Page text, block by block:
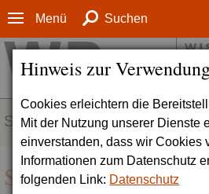
Hinweis zur
Cookies erleichtern die
Mit der Nutzung unserer Dienste
einverstanden, dass wir Cookies
Informationen zum Datenschutz
folgenden Link: Datenschutz
Menü Suchen
SERVICE
Seite empfehlen